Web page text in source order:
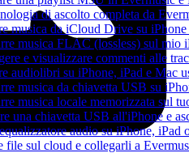
di ascolto completa da
musica da iCloud Drive su
musica FLAC (lossless) sul mio
e visualizzare commenti alle
audiolibri su iPhone, iPad e Mac
musica da chiavetta USB su
musica locale memorizzata sul
una chiavetta USB all'iPhone e
audio su iPhone,
file sul cloud e collegarli a